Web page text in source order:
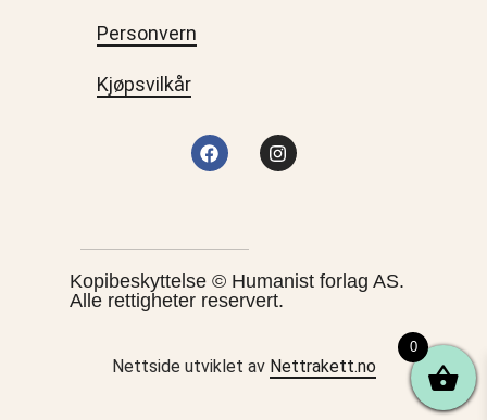
Personvern
Kjøpsvilkår
Kopibeskyttelse © Humanist forlag AS.
Alle rettigheter reservert.
Nettside utviklet av Nettrakett.no
0